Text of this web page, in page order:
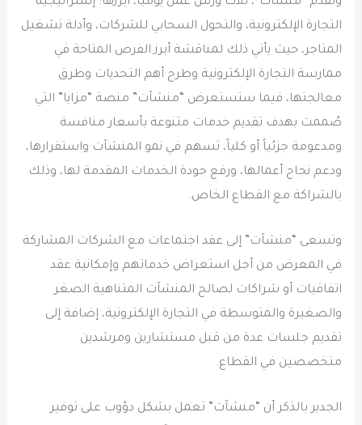
التجارة الإلكترونية، والتحول السحابي للشركات، وأدلة تشغيل
المتاجر، حيث يأتي ذلك لمناقشة أبرز الفرص المتاحة في
ممارسة التجارة الإلكترونية وطرح أهم التحديات وطرق
معالجتها، فيما ستستعرض “منشآت” منصة “مزايا” التي
صُممت بهدف تقديم خدمات متنوعة بأسعار منافسة
ومدعومة جزئياً أو كلياً، تسهم في نمو المنشآت واستقرارها،
ودعم نجاح أعمالها، ورفع جودة الخدمات المقدمة لها، وذلك
بالشراكة مع القطاع الخاص.
وتسعى “منشآت” إلى عقد اجتماعات مع الشركات المشاركة
في المعرض من أجل استعراض خدماتهم وإمكانية عقد
اتفاقيات أو شراكات لصالح المنشآت المتناهية الصغر
والصغيرة والمتوسطة في التجارة الإلكترونية، إضافة إلى
تقديم جلسات عدة من قبل مستشارين ومرشدين
متخصصين في القطاع.
الجدير بالذكر أن “منشآت” تعمل بشكل دؤوب على توفير